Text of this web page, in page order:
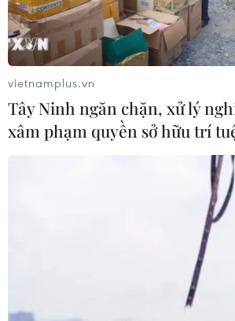
Cà Mau: Canh tác lúa giảm
lợi nhuận từ 30-35 triệu
Sở Nông nghiệp và Môi trường tỉnh
nhân rộng diện tích chuyên canh lúa
vietnamplus.vn
Tây Ninh ngăn chặn, xử lý
xâm phạm quyền sở hữu trí